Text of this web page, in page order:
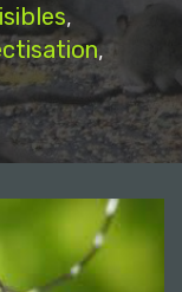
,
,